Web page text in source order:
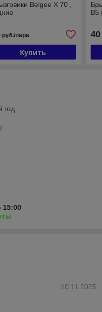
Belgee Х 70 ,
руб./пара
Купить
B5
40
год
15:00
10.11.2025